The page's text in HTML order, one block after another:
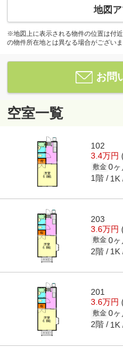
地図ア
※地図上に表示される物件の位置は付
の物件所在地とは異なる場合がございま
お問
空室一覧
102
3.4万円
敷金 0ヶ
1階 1K
203
3.6万円
敷金 0ヶ
2階 1K
201
3.6万円
敷金 0ヶ
2階 1K